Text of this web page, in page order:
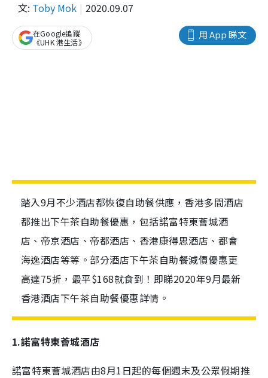
文: Toby Mok 2020.09.07
用 App 睇文
在Google追蹤
《UHK 港生活》
踏入9月不少酒店都恢復自助餐供應，香港多間酒店
都推出下午茶自助餐優惠，包括諾富特東薈城酒
店、帝京酒店、帝都酒店、香港康得思酒店、都會
海逸酒店等等。部分酒店下午茶自助餐減價優惠更
高達75折，最平$168就食到！即睇2020年9月最新
香港酒店下午茶自助餐優惠詳情。
1.諾富特東薈城酒店
諾富特東薈城酒店由8月1日起的每個週末及公眾假期推